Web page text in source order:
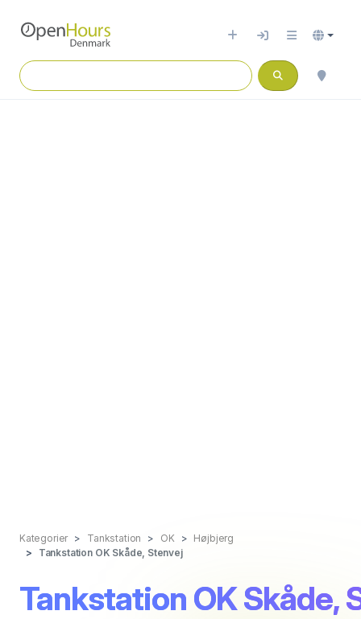
Kategorier Tankstation OK
Højbjerg
Tankstation OK Skåde, Stenvej
Tankstation OK Skåde,